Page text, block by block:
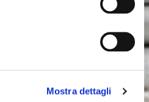
Mostra dettagli